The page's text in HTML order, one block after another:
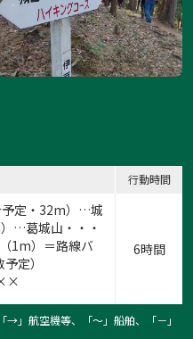
行動時間
予定・32m）…城
…葛城山・・・
1m）＝路線バ
定）
6時間
→」航空機等、「〜」船舶、「－」